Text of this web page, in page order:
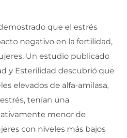
que el estrés
negativo en la fertilidad,
Un estudio publicado
y Esterilidad descubrió que
elevados de alfa-amilasa,
tenían una
menor de
con niveles más bajos